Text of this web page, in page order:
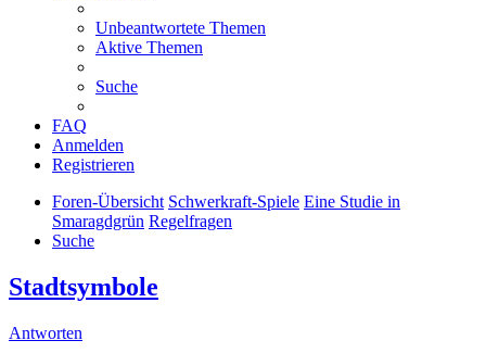
Unbeantwortete Themen
Aktive Themen
Suche
FAQ
Anmelden
Registrieren
Foren-Übersicht Schwerkraft-Spiele Eine Studie in
Smaragdgrün Regelfragen
Suche
Stadtsymbole
Antworten